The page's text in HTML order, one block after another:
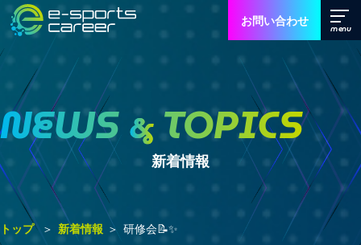
お問い合わせ
NEWS & TOPICS
新着情報
トップ 新着情報 研修会📝✨